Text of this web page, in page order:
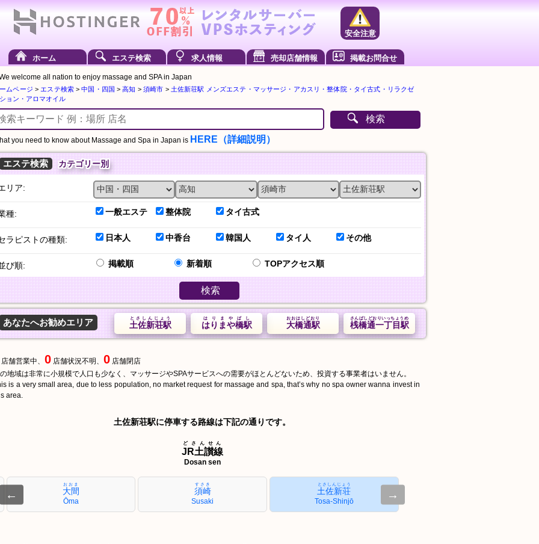
安全注意
ホーム エステ検索 求人情報 売却店舗情報 掲載お問合せ
welcome all nation to enjoy massage and SPA in Japan
ムページ > エステ検索>中国・四国 >高知 > 須崎市 > 土佐新荘駅 メンズエステ・マッサージ・アカスリ・整体院・タイ古式・リラクゼ
ョン・アロマオイル
検索
you need to know about Massage and Spa in Japan is HERE（詳細説明）
エステ検索 カテゴリー別
リア:
種: 一般エステ 整体院 タイ古式
ラピストの種類: 日本人 中香台 韓国人 タイ人 その他
び順: 掲載順 新着順 TOPアクセス順
検索
あなたへお勧めエリア 桟橋通一丁目駅
さんばしどおりいっちょうめ
大橋通駅
おおはしどおり
はりまや橋駅
はりまやばし
土佐新荘駅
とさしんじょう
店舗営業中、 0 店舗状況不明、 0 店舗閉店
地域は非常に小規模で人口も少なく、マッサージやSPAサービスへの需要がほとんどないため、投資する事業者はいません。
is a very small area, due to less population, no market request for massage and spa, that’s why no spa owner wanna invest in
area.
土佐新荘駅に停車する路線は下記の通りです。
JR土讃線
どさんせん
Dosan sen
← 大間
おおま
Ōma
須崎
すさき
Susaki
土佐新荘
とさしんじょう
Tosa-Shinjō
→